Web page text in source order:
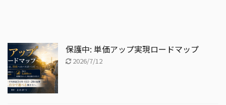
保護中: 単価アップ実現ロードマップ
2026/7/12